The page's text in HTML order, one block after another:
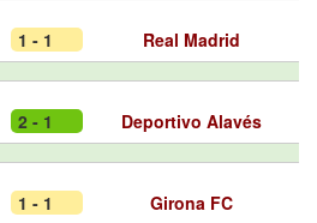
1 - 1 Real Madrid
2 - 1 Deportivo Alavés
1 - 1 Girona FC